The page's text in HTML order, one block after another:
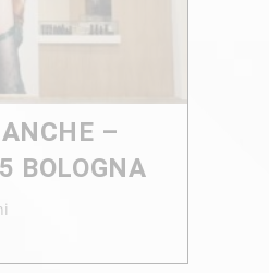
–
BOLOGNA